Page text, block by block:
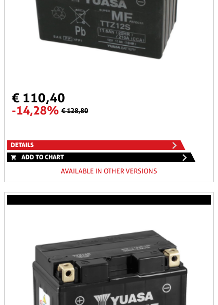
€ 110,40
-14,28% € 128,80
DETAILS
ADD TO CHART
AVAILABLE IN OTHER VERSIONS